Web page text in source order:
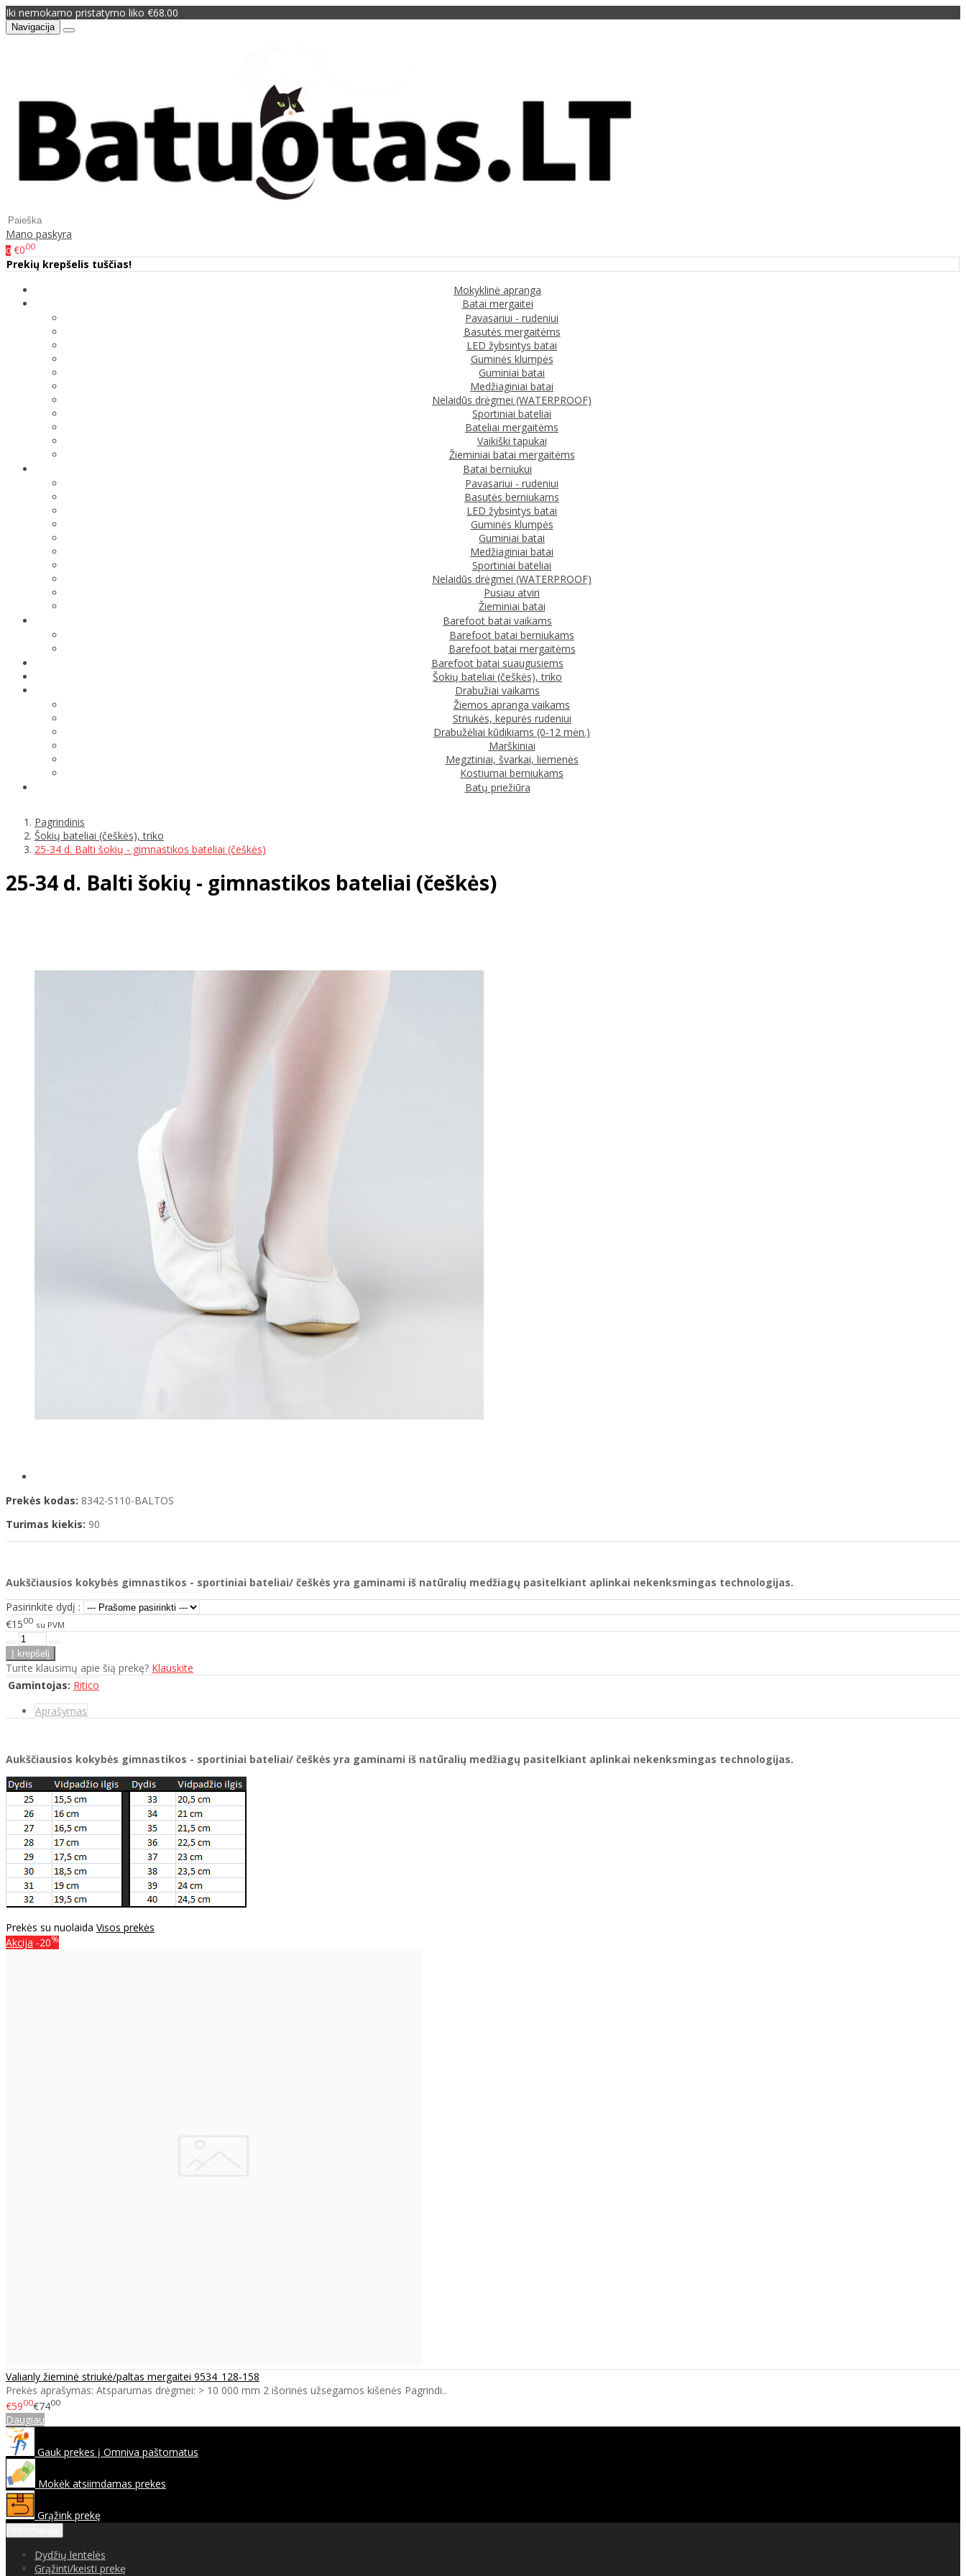
Iki nemokamo pristatymo liko €68.00
Navigacija
Mano paskyra
0 €000
Prekių krepšelis tuščias!
Mokyklinė apranga
Batai mergaitei
Pavasariui - rudeniui
Basutės mergaitėms
LED žybsintys batai
Guminės klumpės
Guminiai batai
Medžiaginiai batai
Nelaidūs drėgmei (WATERPROOF)
Sportiniai bateliai
Bateliai mergaitėms
Vaikiški tapukai
Žieminiai batai mergaitėms
Batai berniukui
Pavasariui - rudeniui
Basutės berniukams
LED žybsintys batai
Guminės klumpės
Guminiai batai
Medžiaginiai batai
Sportiniai bateliai
Nelaidūs drėgmei (WATERPROOF)
Pusiau atviri
Žieminiai batai
Barefoot batai vaikams
Barefoot batai berniukams
Barefoot batai mergaitėms
Barefoot batai suaugusiems
Šokių bateliai (češkės), triko
Drabužiai vaikams
Žiemos apranga vaikams
Striukės, kepurės rudeniui
Drabužėliai kūdikiams (0-12 mėn.)
Marškiniai
Megztiniai, švarkai, liemenės
Kostiumai berniukams
Batų priežiūra
Pagrindinis
Šokių bateliai (češkės), triko
25-34 d. Balti šokių - gimnastikos bateliai (češkės)
25-34 d. Balti šokių - gimnastikos bateliai (češkės)
Prekės kodas: 8342-S110-BALTOS
Turimas kiekis: 90
Aukščiausios kokybės gimnastikos - sportiniai bateliai/ češkės yra gaminami iš natūralių medžiagų pasitelkiant aplinkai nekenksmingas technologijas.
Pasirinkite dydį :
€1500 su PVM
Turite klausimų apie šią prekę? Klauskite
Gamintojas: Ritico
Aprašymas
Aukščiausios kokybės gimnastikos - sportiniai bateliai/ češkės yra gaminami iš natūralių medžiagų pasitelkiant aplinkai nekenksmingas technologijas.
Prekės su nuolaida Visos prekės
Akcija -20%
Valianly žieminė striukė/paltas mergaitei 9534_128-158
Prekės aprašymas: Atsparumas drėgmei: > 10 000 mm 2 išorinės užsegamos kišenės Pagrindi..
€5900€7400
Daugiau
Gauk prekes į Omniva paštomatus
Mokėk atsiimdamas prekes
Grąžink prekę
Dydžių lentelės
Grąžinti/keisti prekę